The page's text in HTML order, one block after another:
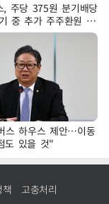
, 주당 375원 분기배당
중 추가 주주환원 발
스 하우스 제안…이동
도 있을 것"
책 고충처리